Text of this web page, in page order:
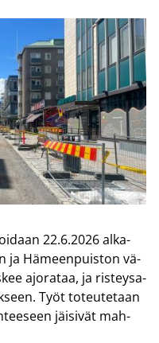
22.6.2026 al­ka­
ja Hä­meen­puis­ton vä­
ajo­ra­taa, ja ris­tey­sa­
Työt to­teu­te­taan
jäi­si­vät mah­